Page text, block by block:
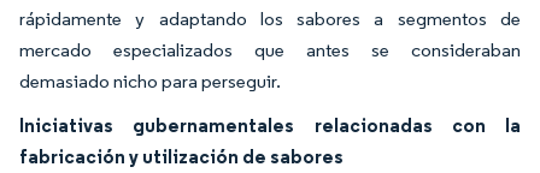
rápidamente y adaptando los sabores a segmentos de
mercado especializados que antes se consideraban
demasiado nicho para perseguir.
Iniciativas gubernamentales relacionadas con la
fabricación y utilización de sabores